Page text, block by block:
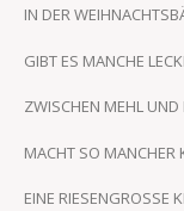
IN DER
GIBT ES MANCHE
ZWISCHEN MEHL UND
MACHT SO MANCHER
EINE RIESENGROSSE